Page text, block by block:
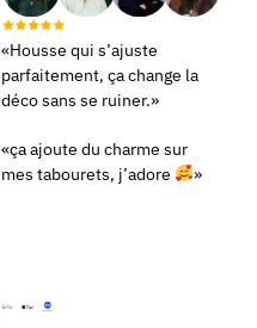
«Housse qui s’ajuste
parfaitement, ça change la
déco sans se ruiner.»
«ça ajoute du charme sur
mes tabourets, j’adore
»